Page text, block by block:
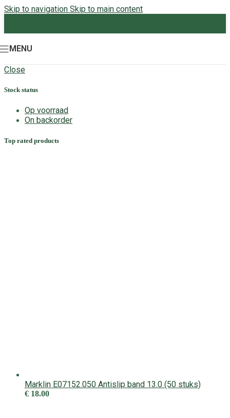
Skip to navigation Skip to main content
MENU
Close
Stock status
Op voorraad
On backorder
Top rated products
Marklin E07152.050 Antislip band 13.0 (50 stuks)
€ 18.00